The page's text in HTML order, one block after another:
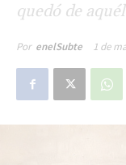
quedó de
Por enelSubte 1 de